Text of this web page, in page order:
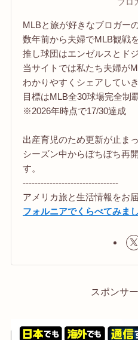
ブロ
MLBと旅が好きなブロガー
数年前から夫婦でMLB観戦
推し球団はエンゼルスとド
当サイトでは私たち夫婦が
わかりやすくシェアしてい
目標はMLB全30球場完全制
※2026年時点で17/30達成
出産育児のため更新が止ま
シーズン中からぼちぼち再
す。
--------------------------------
アメリカ旅と生活情報をお
フォルニアでくらべてみま
スポンサ